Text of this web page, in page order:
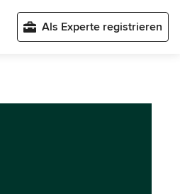
Als Experte registrieren